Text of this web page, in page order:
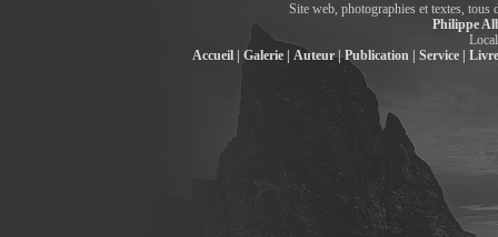
Site web, photographies et textes, tous
Philippe
Accueil |
Galerie | Auteur | Publication | Service |